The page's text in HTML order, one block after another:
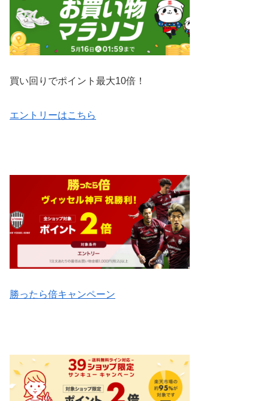
買い回りでポイント最大10倍！
エントリーはこちら
勝ったら倍キャンペーン